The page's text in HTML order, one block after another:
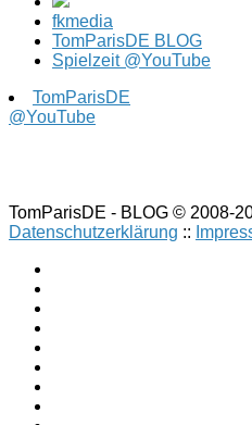
fkmedia
TomParisDE BLOG
Spielzeit @YouTube
TomParisDE
@YouTube
TomParisDE - BLOG © 2008-
Datenschutzerklärung ::